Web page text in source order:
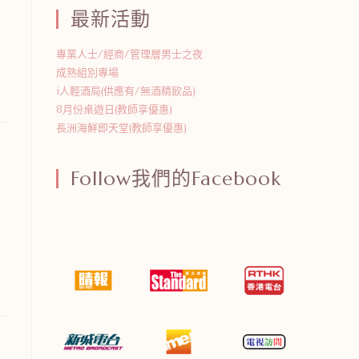
最新活動
專業人士/經商/管理層男士之夜
成熟組別專場
i人輕酒局(供應有/無酒精飲品)
8月份桌遊日(教師享優惠)
長洲海鮮即天堂(教師享優惠)
Follow我們的Facebook